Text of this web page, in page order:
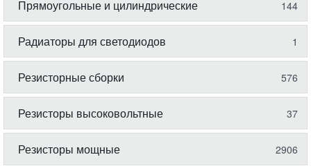
Прямоугольные и цилиндрические 144
Радиаторы для светодиодов 1
Резисторные сборки 576
Резисторы высоковольтные 37
Резисторы мощные 2906